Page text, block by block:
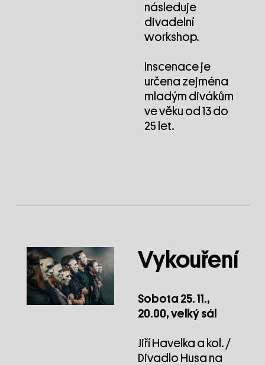
následuje
divadelní
workshop.
Inscenace je
určena zejména
mladým divákům
ve věku od 13 do
25 let.
Vykouření
Sobota 25. 11.,
20.00, velký sál
Jiří Havelka a kol. /
Divadlo Husa na